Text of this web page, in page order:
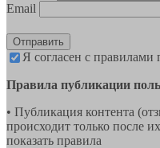
Email
Отправить
Я согласен с
Правила публикации
• Публикация контента
происходит только после
показать правила